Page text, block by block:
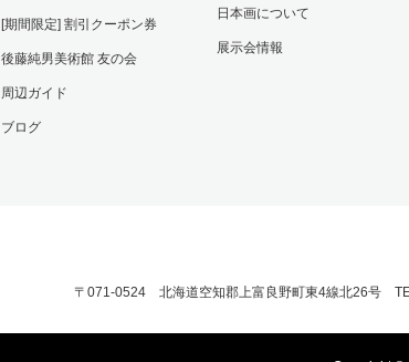
[期間限定] 割引クーポン券
後藤純男美術館 友の会
周辺ガイド
ブログ
日本画について
展示会情報
〒071-0524 北海道空知郡上富良野町東4線北26号